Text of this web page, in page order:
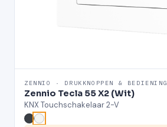
ZENNIO · DRUKKNOPPEN & BEDIENING
Zennio Tecla 55 X2 (Wit)
KNX Touchschakelaar 2-V